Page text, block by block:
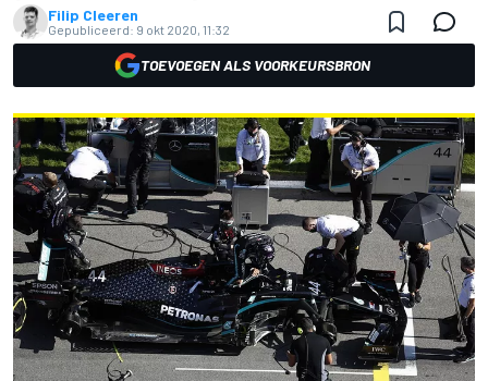
Filip Cleeren
Gepubliceerd: 9 okt 2020, 11:32
TOEVOEGEN ALS VOORKEURSBRON